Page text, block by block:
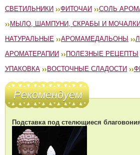
СВЕТИЛЬНИКИ
ФИТОЧАИ
СОЛЬ
МЫЛО, ШАМПУНИ, СКРАБЫ И МОЧАЛКИ
НАТУРАЛЬНЫЕ
АРОМАМЕДАЛЬОНЫ
АРОМАТЕРАПИИ
ПОЛЕЗНЫЕ РЕЦЕПТЫ
УПАКОВКА
ВОСТОЧНЫЕ СЛАДОСТИ
Рекомендуем
Подставка под стелющиеся